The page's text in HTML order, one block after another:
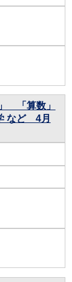
「算数」
など 4月